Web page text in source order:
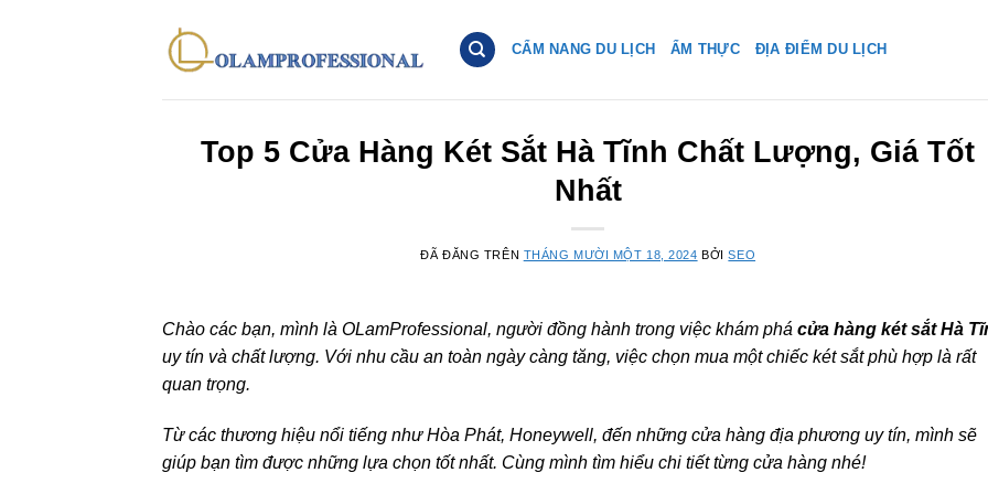
CẨM NANG DU LỊCH ẨM THỰC ĐỊA ĐIỂM DU LỊCH
Top 5 Cửa Hàng Két Sắt Hà Tĩnh Chất Lượng, Giá Tốt
Nhất
ĐÃ ĐĂNG TRÊN THÁNG MƯỜI MỘT 18, 2024 BỞISEO
Chào các bạn, mình là OLamProfessional, người đồng hành trong việc khám phá cửa hàng két sắt Hà
uy tín và chất lượng. Với nhu cầu an toàn ngày càng tăng, việc chọn mua một chiếc két sắt phù hợp là rất
quan trọng.
Từ các thương hiệu nổi tiếng như Hòa Phát, Honeywell, đến những cửa hàng địa phương uy tín, mình sẽ
giúp bạn tìm được những lựa chọn tốt nhất. Cùng mình tìm hiểu chi tiết từng cửa hàng nhé!